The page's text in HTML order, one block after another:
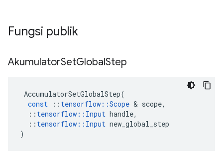
Fungsi publik
AkumulatorSetGlobalStep
AccumulatorSetGlobalStep(
const
:: tensorflow ::Scope & scope,
:: tensorflow :: Input handle,
:: tensorflow :: Input new_global_step
)